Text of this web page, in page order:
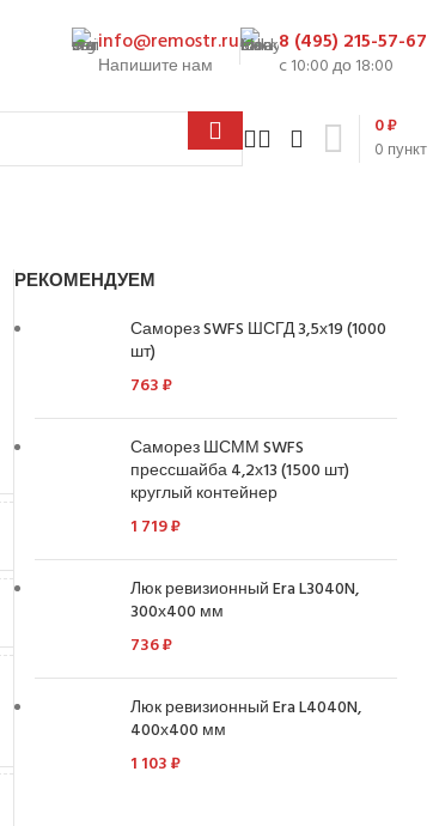
info@remostr.ru
Напишите нам
8 (495) 215-57-67
c 10:00 до 18:00
0 пункт
0₽
РЕКОМЕНДУЕМ
Саморез SWFS ШСГД 3,5х19 (1000
шт)
763₽
Саморез ШСММ SWFS
прессшайба 4,2х13 (1500 шт)
круглый контейнер
1 719₽
Люк ревизионный Era L3040N,
300х400 мм
736₽
Люк ревизионный Era L4040N,
400х400 мм
1 103₽